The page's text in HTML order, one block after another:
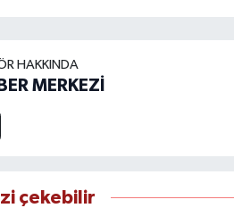
HAKKINDA
MERKEZİ
çekebilir